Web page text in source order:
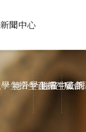
新聞中心
本地學生招生資訊 境外學生招生資訊